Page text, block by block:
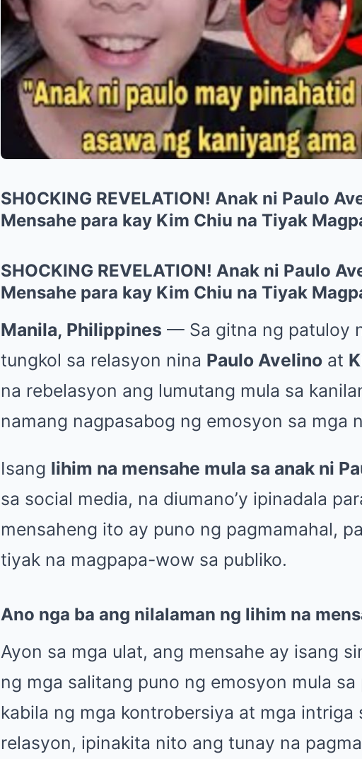
SH0CKING REVELATION! Anak ni Paulo
Mensahe para kay Kim Chiu na Tiyak
SHOCKING REVELATION! Anak ni Paulo
Mensahe para kay Kim Chiu na Tiyak
Manila, Philippines — Sa gitna ng patuloy
tungkol sa relasyon nina Paulo Avelino at
na rebelasyon ang lumutang mula sa
namang nagpasabog ng emosyon sa mga
Isang lihim na mensahe mula sa anak ni
sa social media, na diumano’y ipinadala
mensaheng ito ay puno ng pagmamahal,
tiyak na magpapa-wow sa publiko.
Ano nga ba ang nilalaman ng lihim na
Ayon sa mga ulat, ang mensahe ay isang
ng mga salitang puno ng emosyon mula sa
kabila ng mga kontrobersiya at mga intriga
relasyon, ipinakita nito ang tunay na